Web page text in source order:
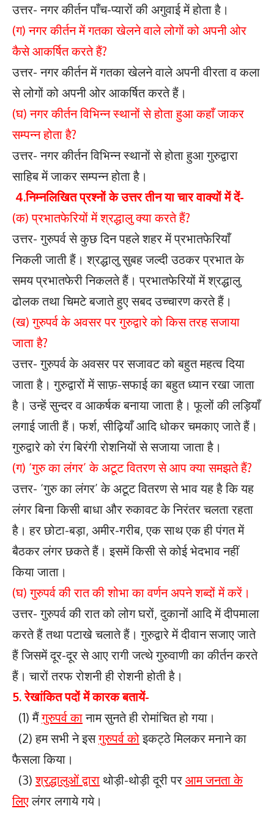
उत्तर- नगर कीर्तन पाँच-प्यारों की अगुवाई में होता है।
(ग) नगर कीर्तन में गतका खेलने वाले लोगों को अपनी ओर
कैसे आकर्षित करते हैं?
उत्तर- नगर कीर्तन में गतका खेलने वाले अपनी वीरता व कला
से लोगों को अपनी ओर आकर्षित करते हैं।
(घ) नगर कीर्तन विभिन्न स्थानों से होता हुआ कहाँ जाकर
सम्पन्न होता है?
उत्तर- नगर कीर्तन विभिन्न स्थानों से होता हुआ गुरुद्वारा
साहिब में जाकर सम्पन्न होता है।
4.निम्नलिखित प्रश्नों के उत्तर तीन या चार वाक्यों में दें-
(क) प्रभातफेरियों में श्रद्धालु क्या करते हैं?
उत्तर- गुरुपर्व से कुछ दिन पहले शहर में प्रभातफेरियाँ
निकली जाती हैं। श्रद्धालु सुबह जल्दी उठकर प्रभात के
समय प्रभातफेरी निकलते हैं। प्रभातफेरियों में श्रद्धालु
ढोलक तथा चिमटे बजाते हुए सबद उच्चारण करते हैं।
(ख) गुरुपर्व के अवसर पर गुरुद्वारे को किस तरह सजाया
जाता है?
उत्तर- गुरुपर्व के अवसर पर सजावट को बहुत महत्व दिया
जाता है। गुरुद्वारों में साफ़-सफाई का बहुत ध्यान रखा जाता
है। उन्हें सुन्दर व आकर्षक बनाया जाता है। फूलों की लड़ियाँ
लगाई जाती हैं। फर्श, सीढ़ियाँ आदि धोकर चमकाए जाते हैं।
गुरुद्वारे को रंग बिरंगी रोशनियों से सजाया जाता है।
(ग) ‘गुरु का लंगर’ के अटूट वितरण से आप क्या समझते हैं?
उत्तर- ‘गुरु का लंगर’ के अटूट वितरण से भाव यह है कि यह
लंगर बिना किसी बाधा और रुकावट के निरंतर चलता रहता
है। हर छोटा-बड़ा, अमीर-गरीब, एक साथ एक ही पंगत में
बैठकर लंगर छकते हैं। इसमें किसी से कोई भेदभाव नहीं
किया जाता।
(घ) गुरुपर्व की रात की शोभा का वर्णन अपने शब्दों में करें।
उत्तर- गुरुपर्व की रात को लोग घरों, दुकानों आदि में दीपमाला
करते हैं तथा पटाखे चलाते हैं। गुरुद्वारे में दीवान सजाए जाते
हैं जिसमें दूर-दूर से आए रागी जत्थे गुरुवाणी का कीर्तन करते
हैं। चारों तरफ रोशनी ही रोशनी होती है।
5. रेखांकित पदों में कारक बतायें-
(1) मैंगुरुपर्व कानाम सुनते ही रोमांचित हो गया।
(2) हम सभी ने इसगुरुपर्व कोइकट्ठे मिलकर मनाने का
फैसला किया।
(3)श्रद्धालुओं द्वारा थोड़ी-थोड़ी दूरी परआम जनता के
लिएलंगर लगाये गये।